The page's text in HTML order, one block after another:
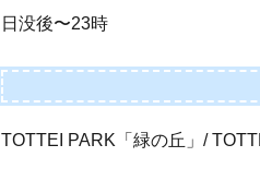
日没後〜23時
TOTTEI PARK「緑の丘」/